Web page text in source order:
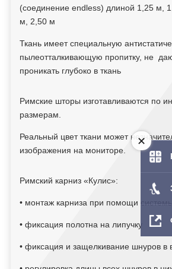
(соединение endless) длиной 1,25 м,
м, 2,50 м
Ткань имеет специальную
пылеотталкивающую пропитку, не
проникать глубоко в ткань
Римские шторы изготавливаются по
размерам.
Реальный цвет ткани может
изображения на мониторе.
Римский карниз «Кулис»:
• монтаж карниза при помощи
• фиксация полотна на липучку
• фиксация и защелкивание шнуров в